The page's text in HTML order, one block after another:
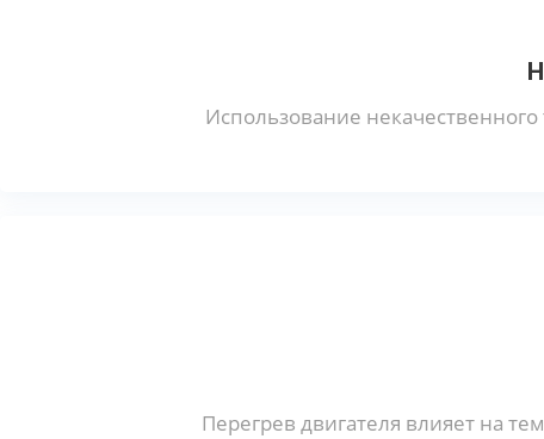
Использование
Перегрев двигателя влияет на